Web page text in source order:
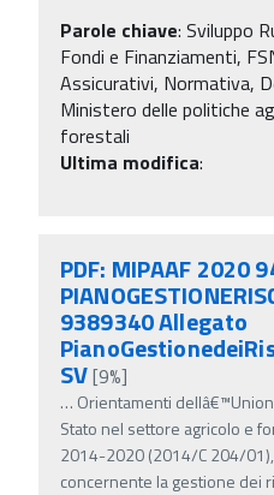
Parole chiave: Sviluppo
Fondi e Finanziamenti,
Assicurativi, Normativa,
Ministero delle politiche
forestali
Ultima modifica:
PDF: MIPAAF 2020
9389340 Allegato
SV[9%]
… Orientamenti
Stato nel settore agricolo e
2014-2020 (2014/C 204/
concernente la gestione dei ri